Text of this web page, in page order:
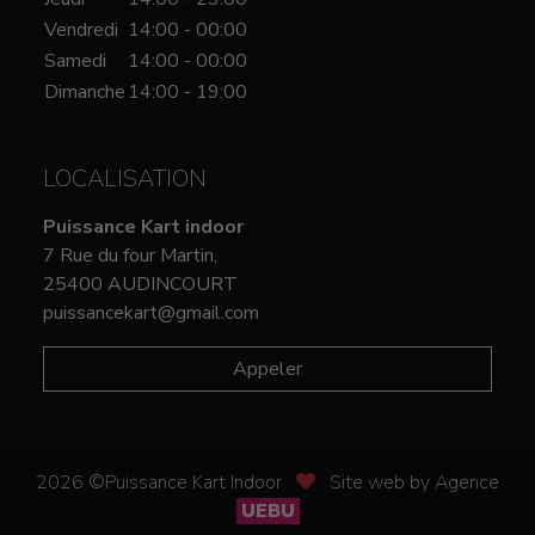
Vendredi 14:00 - 00:00
Samedi
14:00 - 00:00
Dimanche 14:00 - 19:00
LOCALISATION
Puissance Kart indoor
7 Rue du four Martin,
25400 AUDINCOURT
puissancekart@gmail.com
Appeler
2026 ©Puissance Kart Indoor
Site web by Agence
UEBU